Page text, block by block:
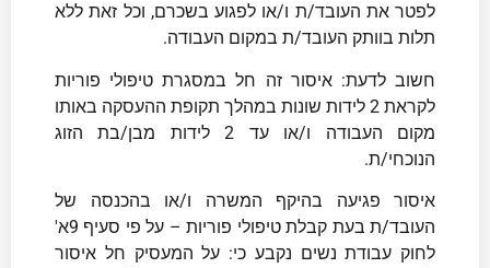
לפטר את העובד/ת ו/או לפגוע בשכרם, וכל זאת ללא
תלות בוותק העובד/ת במקום העבודה.
חשוב לדעת: איסור זה חל במסגרת טיפולי פוריות
לקראת 2 לידות שונות במהלך תקופת ההעסקה באותו
מקום העבודה ו/או עד 2 לידות מבן/בת הזוג
הנוכחי/ת.
איסור פגיעה בהיקף המשרה ו/או בהכנסה של
העובד/ת בעת קבלת טיפולי פוריות – על פי סעיף 9א'
לחוק עבודת נשים נקבע כי: על המעסיק חל איסור